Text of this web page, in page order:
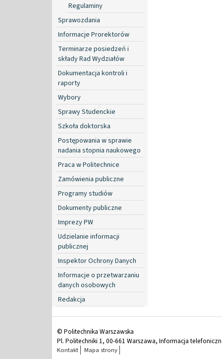
Regulaminy
Sprawozdania
Informacje Prorektorów
Terminarze posiedzeń i
składy Rad Wydziałów
Dokumentacja kontroli i
raporty
Wybory
Sprawy Studenckie
Szkoła doktorska
Postępowania w sprawie
nadania stopnia naukowego
Praca w Politechnice
Zamówienia publiczne
Programy studiów
Dokumenty publiczne
Imprezy PW
Udzielanie informacji
publicznej
Inspektor Ochrony Danych
Informacje o przetwarzaniu
danych osobowych
Redakcja
© Politechnika Warszawska
Pl. Politechniki 1, 00-661 Warszawa, Informacja
Kontakt Mapa strony